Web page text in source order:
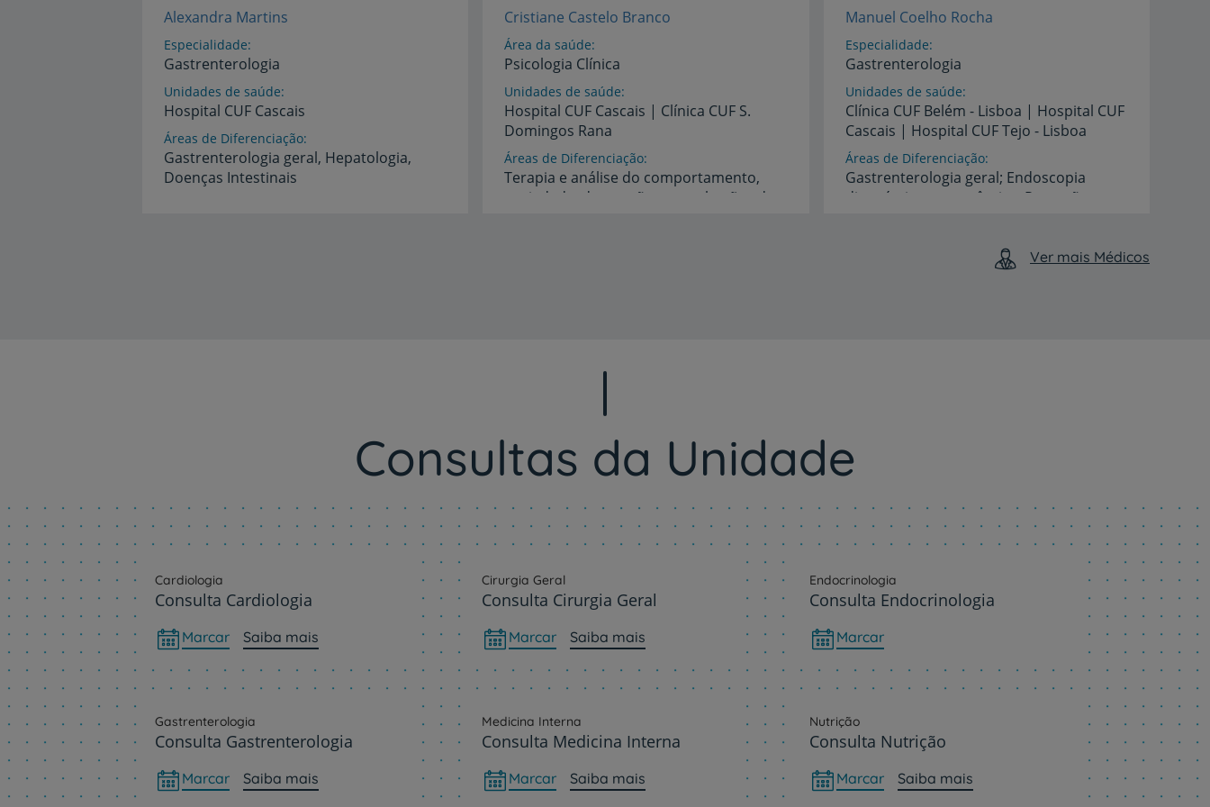
Alexandra Martins
Especialidade
Gastrenterologia
Unidades de saúde
Hospital CUF Cascais
Áreas de Diferenciação
Gastrenterologia geral, Hepatologia,
Doenças Intestinais
Cristiane Castelo Branco
Área da saúde
Psicologia Clínica
Unidades de saúde
Hospital CUF Cascais | Clínica CUF S.
Domingos Rana
Áreas de Diferenciação
Terapia e análise do comportamento,
ansiedade, depressão, perturbações do
Manuel Coelho Rocha
Especialidade
Gastrenterologia
Unidades de saúde
Clínica CUF Belém - Lisboa | Hospital CUF
Cascais | Hospital CUFTejo - Lisboa
Áreas de Diferenciação
Gastrenterologia geral; Endoscopia
diagnóstica e terapêutica; Remoção
Português
Ver mais Médicos
Consultas da Unidade
Cardiologia
Consulta Cardiologia
Marcar Saiba mais
Cirurgia Geral
Consulta Cirurgia Geral
Marcar Saiba mais
Endocrinologia
Consulta Endocrinologia
Marcar
Gastrenterologia
Consulta Gastrenterologia
Marcar Saiba mais
Medicina Interna
Consulta Medicina Interna
Marcar Saiba mais
Nutrição
Consulta Nutrição
Marcar Saiba mais